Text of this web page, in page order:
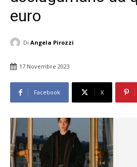
euro
Di Angela Pirozzi
17 Novembre 2023
Facebook X